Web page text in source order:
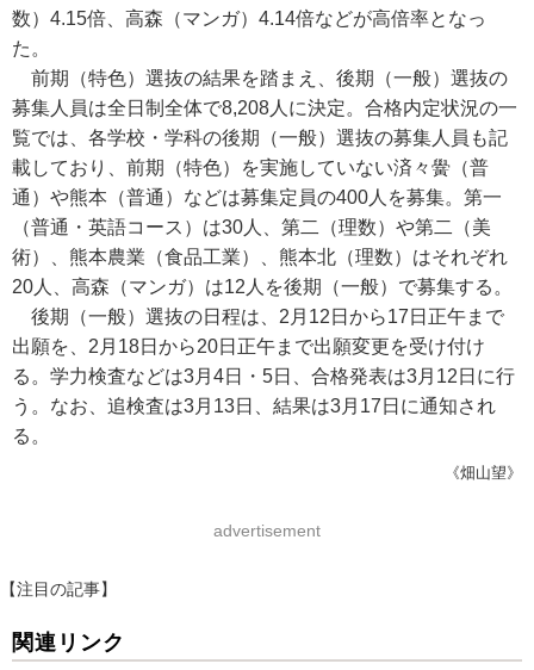
数）4.15倍、高森（マンガ）4.14倍などが高倍率となっ
た。
前期（特色）選抜の結果を踏まえ、後期（一般）選抜の
募集人員は全日制全体で8,208人に決定。合格内定状況の一
覧では、各学校・学科の後期（一般）選抜の募集人員も記
載しており、前期（特色）を実施していない済々黌（普
通）や熊本（普通）などは募集定員の400人を募集。第一
（普通・英語コース）は30人、第二（理数）や第二（美
術）、熊本農業（食品工業）、熊本北（理数）はそれぞれ
20人、高森（マンガ）は12人を後期（一般）で募集する。
後期（一般）選抜の日程は、2月12日から17日正午まで
出願を、2月18日から20日正午まで出願変更を受け付け
る。学力検査などは3月4日・5日、合格発表は3月12日に行
う。なお、追検査は3月13日、結果は3月17日に通知され
る。
《畑山望》
advertisement
【注目の記事】
関連リンク